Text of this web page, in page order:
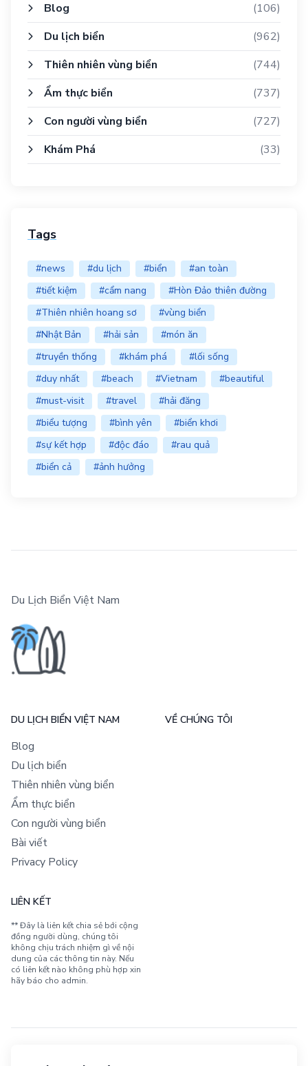
Blog
(106)
Du lịch biển
(962)
Thiên nhiên vùng biển
(744)
Ẩm thực biển
(737)
Con người vùng biển
(727)
Khám Phá
(33)
Tags
#news #du lịch #biển
#an toàn
#tiết kiệm
#cẩm nang
#Hòn Đảo thiên đường
#Thiên nhiên hoang sơ
#vùng biển
#Nhật Bản
#hải sản
#món ăn
#truyền thống
#khám phá
#lối sống
#duy nhất
#beach #Vietnam
#beautiful
#must-visit
#travel
#hải đăng
#biểu tượng
#bình yên
#biển khơi
#sự kết hợp
#độc đáo
#rau quả
#biển cả
#ảnh hưởng
Du Lịch Biển Việt Nam
DU LỊCH BIỂN VIỆT NAM
Blog
Du lịch biển
Thiên nhiên vùng biển
Ẩm thực biển
Con người vùng biển
Bài viết
Privacy Policy
VỀ CHÚNG TÔI
LIÊN KẾT
** Đây là liên kết chia sẻ bới cộng
đồng người dùng, chúng tôi
không chịu trách nhiệm gì về nội
dung của các thông tin này. Nếu
có liên kết nào không phù hợp xin
hãy báo cho admin.